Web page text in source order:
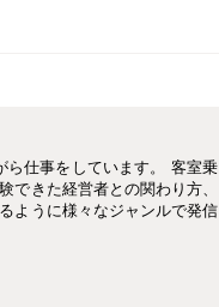
ら仕事をしています。 客室乗
できた経営者との関わり方、
ように様々なジャンルで発信